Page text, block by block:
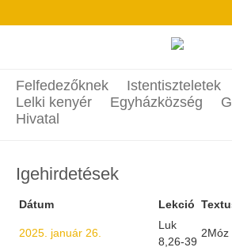
Felfedezőknek Istentiszteletek
Lelki kenyér
Egyházközség
Hivatal
Igehirdetések
Dátum Lekció
2025. január 26.
Luk
8,26-39
2Móz